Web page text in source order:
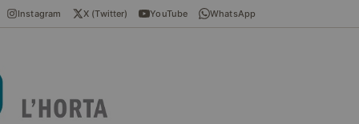
Instagram X (Twitter) YouTube WhatsApp